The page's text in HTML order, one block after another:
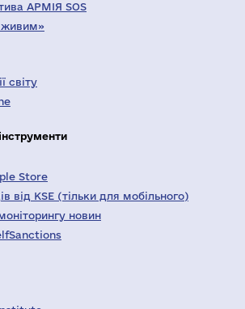
АРМІЯ SOS
світу
Store
від KSE (тільки для мобільного)
новин